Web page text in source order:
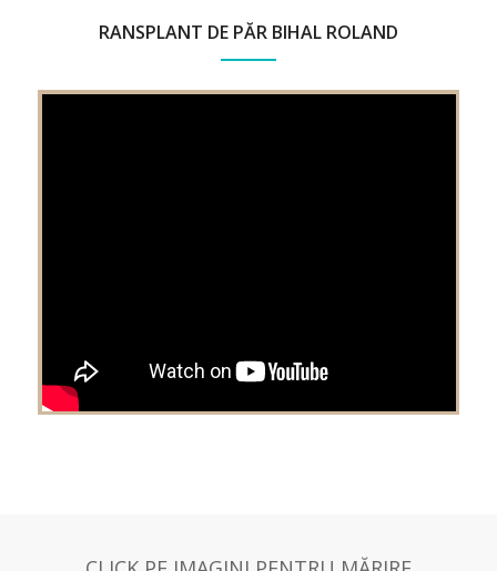
RANSPLANT DE PĂR BIHAL ROLAND